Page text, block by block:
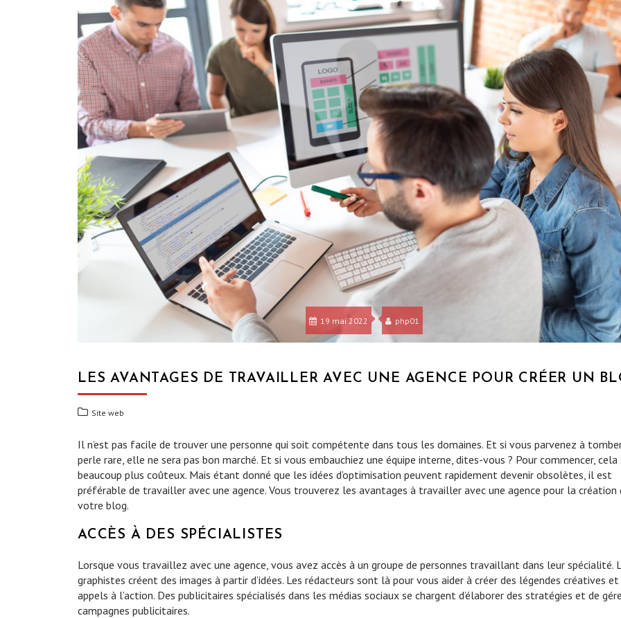
19 mai 2022 php01
LES AVANTAGES DE TRAVAILLER AVEC UNE AGENCE POUR CRÉER UN
Site web
Il n’est pas facile de trouver une personne qui soit compétente dans tous les domaines. Et si vous parvenez à
perle rare, elle ne sera pas bon marché. Et si vous embauchiez une équipe interne, dites-vous ? Pour commencer, cela
beaucoup plus coûteux. Mais étant donné que les idées d’optimisation peuvent rapidement devenir obsolètes, il est
préférable de travailler avec une agence. Vous trouverez les avantages à travailler avec une agence pour la création
votre blog.
ACCÈS À DES SPÉCIALISTES
Lorsque vous travaillez avec une agence, vous avez accès à un groupe de personnes travaillant dans leur spécialité.
graphistes créent des images à partir d’idées. Les rédacteurs sont là pour vous aider à créer des légendes créatives et
appels à l’action. Des publicitaires spécialisés dans les médias sociaux se chargent d’élaborer des stratégies et de
campagnes publicitaires.